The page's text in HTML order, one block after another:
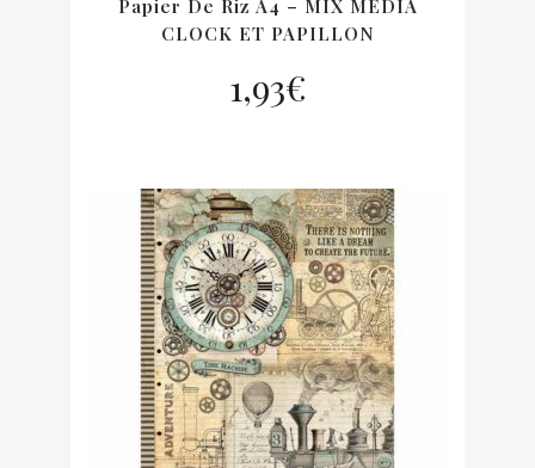
Papier De Riz A4 – MIX MEDIA
CLOCK ET PAPILLON
1,93€